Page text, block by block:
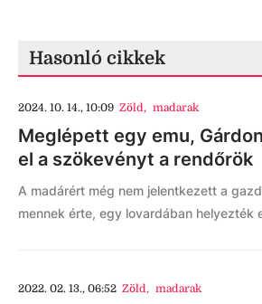
Hasonló cikkek
2024. 10. 14., 10:09 Zöld, madarak
Meglépett egy emu,
el a szökevényt a rendőrök
A madárért még nem jelentkezett a
mennek érte, egy lovardában helyezték
2022. 02. 13., 06:52 Zöld, madarak